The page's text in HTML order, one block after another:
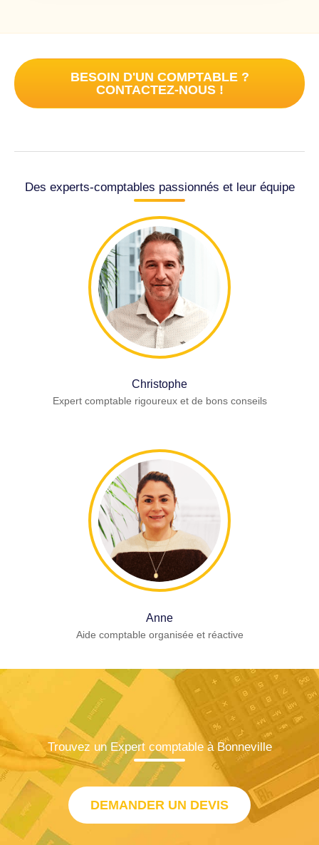
BESOIN D'UN COMPTABLE ?
CONTACTEZ-NOUS !
Des experts-comptables passionnés et leur équipe
Christophe
Expert comptable rigoureux et de bons conseils
Anne
Aide comptable organisée et réactive
Trouvez un Expert comptable à Bonneville
DEMANDER UN DEVIS